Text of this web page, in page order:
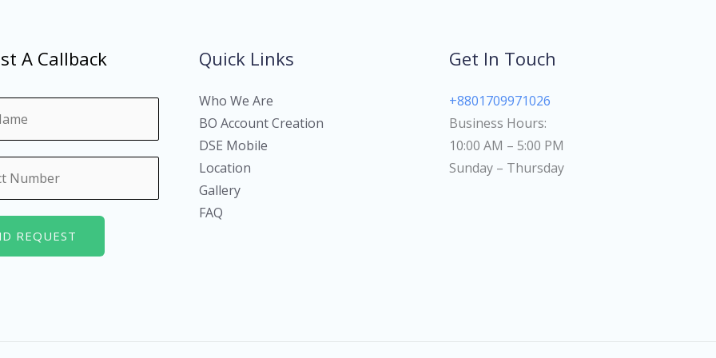
A Callback
REQUEST
Quick Links
Who We Are
BO Account Creation
DSE Mobile
Location
Gallery
FAQ
Get In Touch
+8801709971026
Business Hours:
10:00 AM – 5:00 PM
Sunday – Thursday